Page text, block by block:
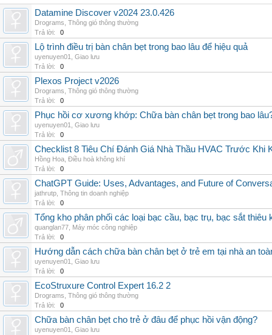
Datamine Discover v2024 23.0.426
Drograms Thông gió thông thường
Trả lời:
0
Lộ trình điều trị bàn chân bẹt trong bao lâu để hiệu quả
uyenuyen01
Giao lưu
Trả lời:
0
Plexos Project v2026
Drograms Thông gió thông thường
Trả lời:
0
Phục hồi cơ xương khớp: Chữa bàn chân bẹt trong bao
uyenuyen01
Giao lưu
Trả lời:
0
Checklist 8 Tiêu Chí Đánh Giá Nhà Thầu HVAC Trước Khi
Hồng Hoa Điều hoà không khí
Trả lời:
0
ChatGPT Guide: Uses, Advantages, and Future of
jathrutp Thông tin doanh nghiệp
Trả lời:
0
Tổng kho phân phối các loại bạc cầu, bạc trụ, bạc sắt thiêu
quanglan77 Máy móc công nghiệp
Trả lời:
0
Hướng dẫn cách chữa bàn chân bẹt ở trẻ em tại nhà an
uyenuyen01
Giao lưu
Trả lời:
0
EcoStruxure Control Expert 16.2 2
Drograms Thông gió thông thường
Trả lời:
0
Chữa bàn chân bẹt cho trẻ ở đâu để phục hồi vận động?
uyenuyen01
Giao lưu